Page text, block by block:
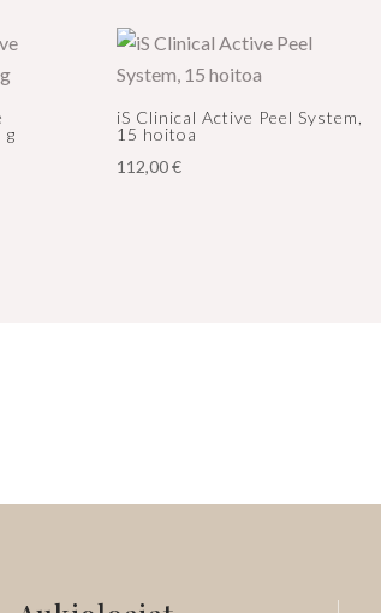
g
iS Clinical Active Peel System,
15 hoitoa
112,00€